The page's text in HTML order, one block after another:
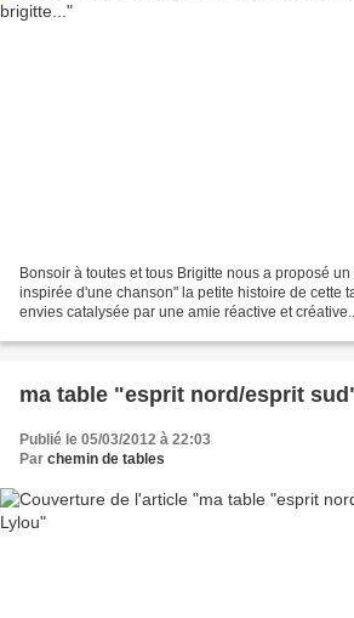
Bonsoir à toutes et tous Brigitte nous a proposé
inspirée d'une chanson" la petite histoire de cette
envies catalysée par une amie réactive et
ma table "esprit nord/esprit
Publié le 05/03/2012 à 22:03
Par chemin de tables